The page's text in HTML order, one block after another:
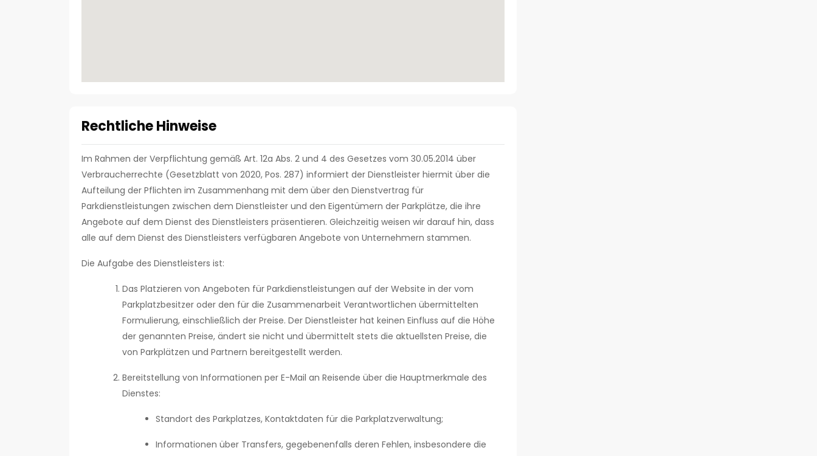
Rechtliche Hinweise
Im Rahmen der Verpflichtung gemäß Art. 12a Abs. 2 und 4 des Gesetzes vom 30.05.2014 über
Verbraucherrechte (Gesetzblatt von 2020, Pos. 287) informiert der Dienstleister hiermit über die
Aufteilung der Pflichten im Zusammenhang mit dem über den Dienstvertrag für
Parkdienstleistungen zwischen dem Dienstleister und den Eigentümern der Parkplätze, die ihre
Angebote auf dem Dienst des Dienstleisters präsentieren. Gleichzeitig weisen wir darauf hin, dass
alle auf dem Dienst des Dienstleisters verfügbaren Angebote von Unternehmern stammen.
Die Aufgabe des Dienstleisters ist:
Das Platzieren von Angeboten für Parkdienstleistungen auf der Website in der vom
Parkplatzbesitzer oder den für die Zusammenarbeit Verantwortlichen übermittelten
Formulierung, einschließlich der Preise. Der Dienstleister hat keinen Einfluss auf die Höhe
der genannten Preise, ändert sie nicht und übermittelt stets die aktuellsten Preise, die
von Parkplätzen und Partnern bereitgestellt werden.
Bereitstellung von Informationen per E-Mail an Reisende über die Hauptmerkmale des
Dienstes:
Standort des Parkplatzes, Kontaktdaten für die Parkplatzverwaltung;
Informationen über Transfers, gegebenenfalls deren Fehlen, insbesondere die